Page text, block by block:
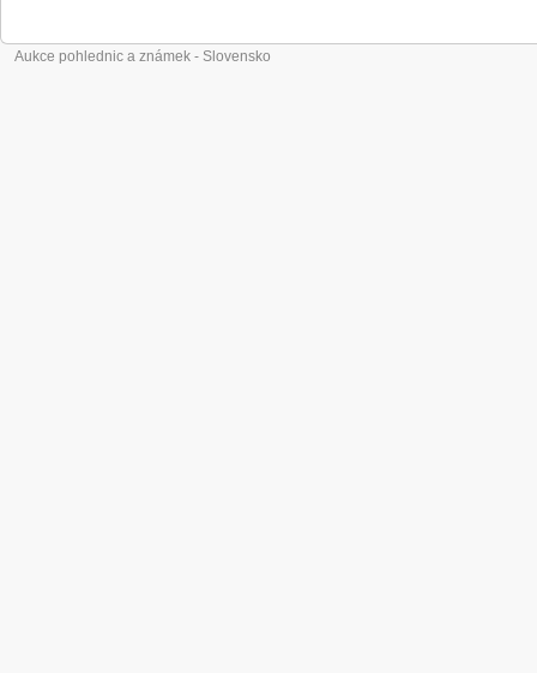
Aukce pohlednic a známek - Slovensko